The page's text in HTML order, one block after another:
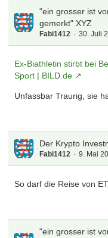
"ein grosser ist
gemerkt" XYZ
Fabi1412 30. Juli
Ex-Biathletin stirbt bei
Sport | BILD.de
Unfassbar Traurig, sie
Der Krypto
Fabi1412 9. Mai
So darf die Reise von
"ein grosser ist